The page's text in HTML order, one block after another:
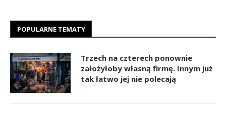
POPULARNE TEMATY
Trzech na czterech ponownie
założyłoby własną firmę. Innym już
tak łatwo jej nie polecają